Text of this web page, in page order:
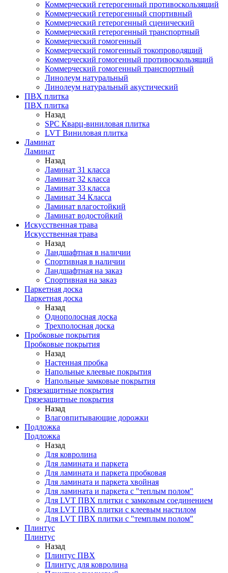
Коммерческий гетерогенный противоскользящий
Коммерческий гетерогенный спортивный
Коммерческий гетерогенный сценический
Коммерческий гетерогенный транспортный
Коммерческий гомогенный
Коммерческий гомогенный токопроводящий
Коммерческий гомогенный противоскользящий
Коммерческий гомогенный транспортный
Линолеум натуральный
Линолеум натуральный акустический
ПВХ плитка
ПВХ плитка
Назад
SPC Кварц-виниловая плитка
LVT Виниловая плитка
Ламинат
Ламинат
Назад
Ламинат 31 класса
Ламинат 32 класса
Ламинат 33 класса
Ламинат 34 Класса
Ламинат влагостойкий
Ламинат водостойкий
Искусственная трава
Искусственная трава
Назад
Ландшафтная в наличии
Спортивная в наличии
Ландшафтная на заказ
Спортивная на заказ
Паркетная доска
Паркетная доска
Назад
Однополосная доска
Трехполосная доска
Пробковые покрытия
Пробковые покрытия
Назад
Настенная пробка
Напольные клеевые покрытия
Напольные замковые покрытия
Грязезащитные покрытия
Грязезащитные покрытия
Назад
Влаговпитывающие дорожки
Подложка
Подложка
Назад
Для ковролина
Для ламината и паркета
Для ламината и паркета пробковая
Для ламината и паркета хвойная
Для ламината и паркета с "теплым полом"
Для LVT ПВХ плитки с замковым соединением
Для LVT ПВХ плитки с клеевым настилом
Для LVT ПВХ плитки с "темплым полом"
Плинтус
Плинтус
Назад
Плинтус ПВХ
Плинтус для ковролина